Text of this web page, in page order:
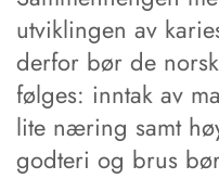
utviklingen av
derfor bør de
følges: inntak av
lite næring samt
godteri og brus